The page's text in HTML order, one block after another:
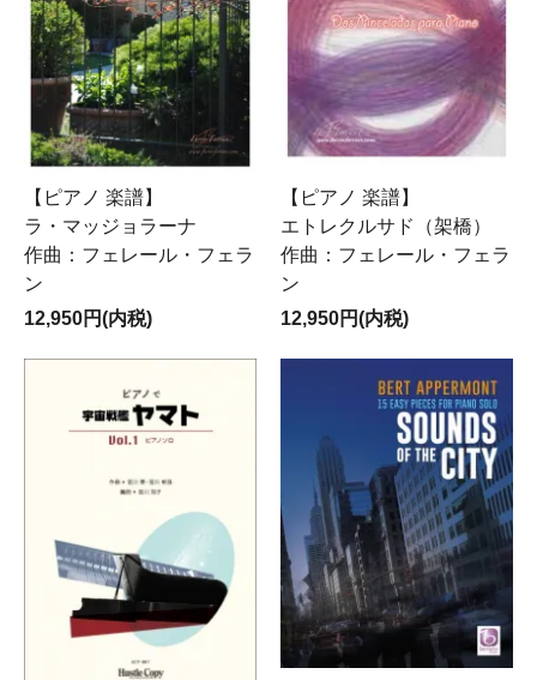
【ピアノ 楽譜】
ラ・マッジョラーナ
作曲：フェレール・フェラ
ン
12,950円(内税)
【ピアノ 楽譜】
エトレクルサド（架橋）
作曲：フェレール・フェラ
ン
12,950円(内税)